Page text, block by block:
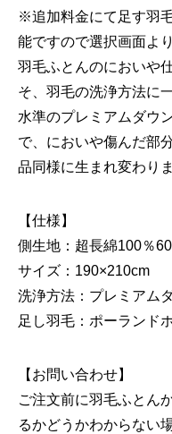
※追加料金にて足す羽
能ですので選択画面よ
羽毛ふとんのにおいや
そ、羽毛の洗浄方法に
水準のプレミアムダウ
で、においや傷んだ部
品同様に生まれ変わりま
【仕様】
側生地：超長綿100％
サイズ：190×210cm
洗浄方法：プレミアム
足し羽毛：ポーランド
【お問い合わせ】
ご注文前に羽毛ふとん
るかどうかわからない